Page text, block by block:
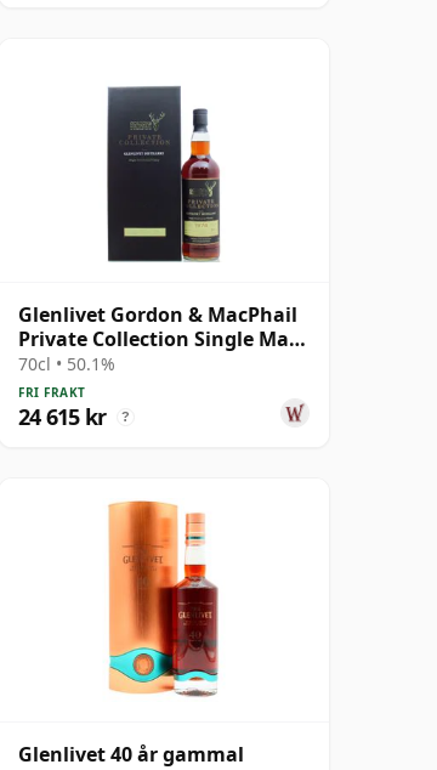
Glenlivet Gordon & MacPhail
Private Collection Single Malt
S 1974 36 år gammal
70cl • 50.1%
FRI FRAKT
24 615 kr ?
Glenlivet 40 år gammal